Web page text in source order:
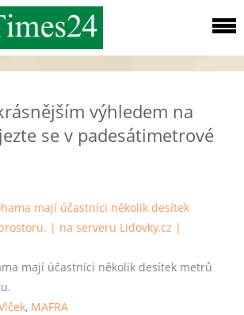
výhledem na
se v padesátimetrové
mají účastníci několik desítek metrů
, MAFRA